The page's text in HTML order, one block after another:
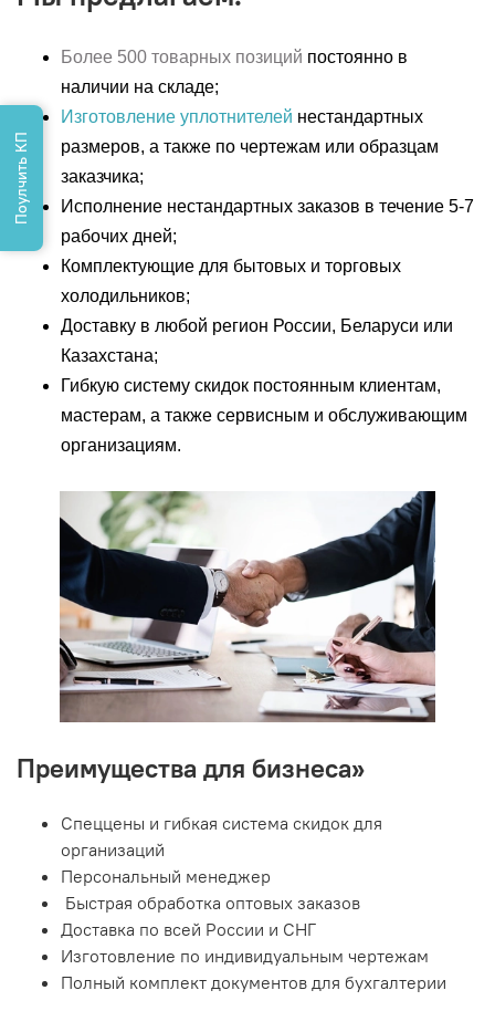
Более 500 товарных позиций постоянно в
наличии на складе;
Изготовление уплотнителей нестандартных
размеров, а также по чертежам или образцам
заказчика;
Исполнение нестандартных заказов в течение 5-7
рабочих дней;
Комплектующие для бытовых и торговых
холодильников;
Доставку в любой регион России, Беларуси или
Казахстана;
Гибкую систему скидок постоянным клиентам,
мастерам, а также сервисным и обслуживающим
организациям.
Преимущества для бизнеса»
Спеццены и гибкая система скидок для
организаций
Персональный менеджер
Быстрая обработка оптовых заказов
Доставка по всей России и СНГ
Изготовление по индивидуальным чертежам
Полный комплект документов для бухгалтерии
Поулчить КП